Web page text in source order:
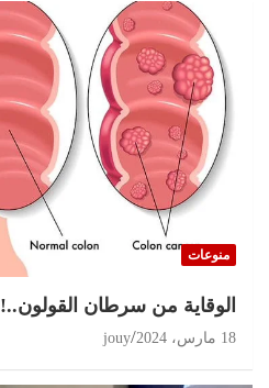
منوعات
الوقاية من سرطان القولون..!
18 مارس، 2024 jouy